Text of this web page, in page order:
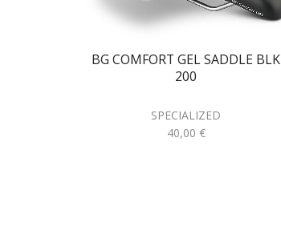
BG COMFORT GEL SADDLE BLK
200
SPECIALIZED
40,00 €